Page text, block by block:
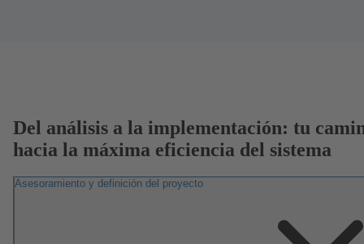
Del análisis a la implementación: tu
hacia la máxima eficiencia del sistema
Asesoramiento y definición del proyecto